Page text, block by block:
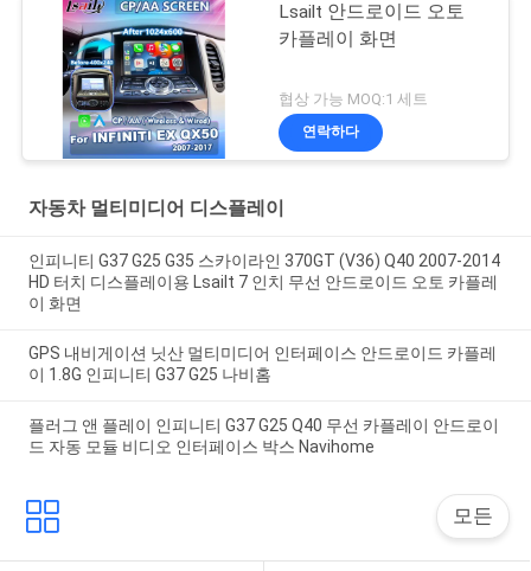
Lsailt 안드로이드 오토
카플레이 화면
협상 가능 MOQ:1 세트
연락하다
자동차 멀티미디어 디스플레이
인피니티 G37 G25 G35 스카이라인 370GT (V36) Q40 2007-2014
HD 터치 디스플레이용 Lsailt 7 인치 무선 안드로이드 오토 카플레
이 화면
GPS 내비게이션 닛산 멀티미디어 인터페이스 안드로이드 카플레
이 1.8G 인피니티 G37 G25 나비홈
플러그 앤 플레이 인피니티 G37 G25 Q40 무선 카플레이 안드로이
드 자동 모듈 비디오 인터페이스 박스 Navihome
모든